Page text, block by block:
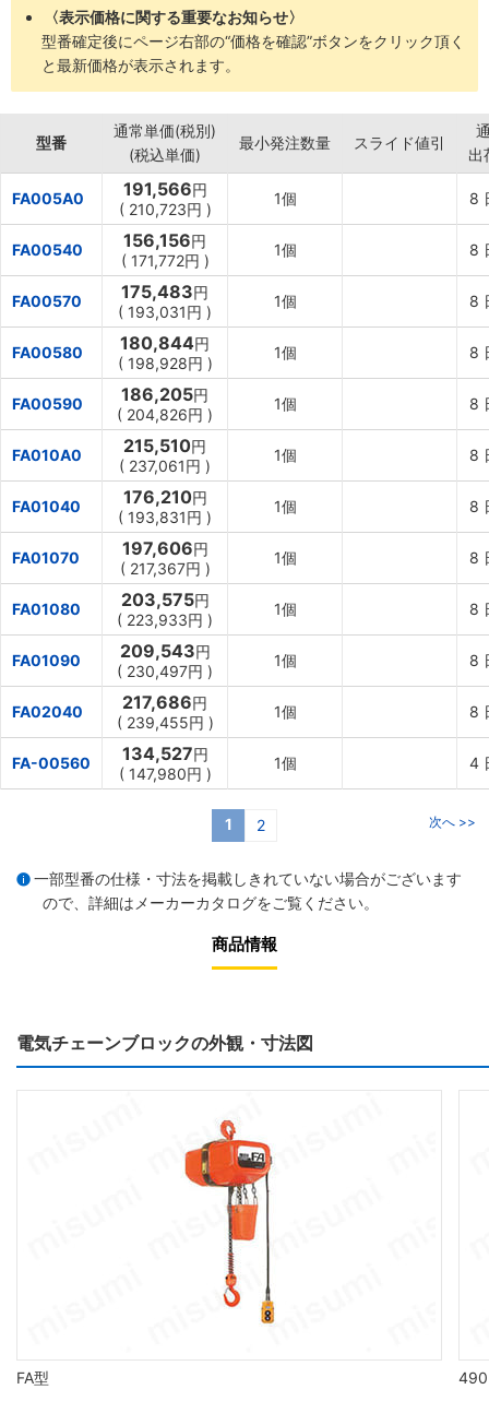
〈表示価格に関する重要なお知らせ〉
型番確定後にページ右部の“価格を確認”ボタンをクリック頂く
と最新価格が表示されます。
型番
通常単価(税別)
(税込単価)
最小発注数量 スライド値引
出
FA005A0 191,566円
( 210,723円 )
1個 8
FA00540 156,156円
( 171,772円 )
1個 8
FA00570 175,483円
( 193,031円 )
1個 8
FA00580 180,844円
( 198,928円 )
1個 8
FA00590 186,205円
( 204,826円 )
1個 8
FA010A0 215,510円
( 237,061円 )
1個 8
FA01040 176,210円
( 193,831円 )
1個 8
FA01070 197,606円
( 217,367円 )
1個 8
FA01080 203,575円
( 223,933円 )
1個 8
FA01090 209,543円
( 230,497円 )
1個 8
FA02040 217,686円
( 239,455円 )
1個 8
FA-00560 134,527円
( 147,980円 )
1個 4
1 2 次へ >>
一部型番の仕様・寸法を掲載しきれていない場合がございます
ので、詳細は メーカーカタログをご覧ください。
商品情報
電気チェーンブロックの外観・寸法図
FA型